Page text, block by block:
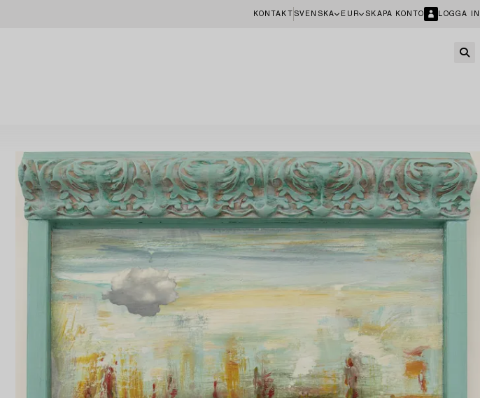
KONTAKT SVENSKA EUR SKAPA KONTO LOGGA IN